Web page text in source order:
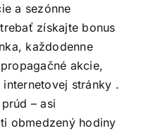
a sezónne
získajte bonus
každodenne
akcie,
stránky .
– asi
obmedzený hodiny